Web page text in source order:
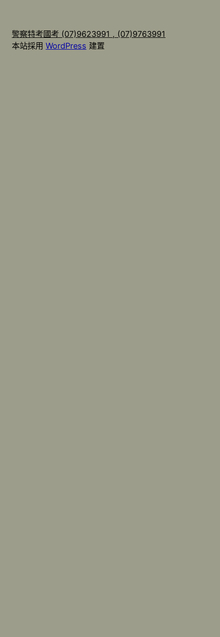
警察特考國考 (07)9623991 , (07)9763991
本站採用 WordPress 建置